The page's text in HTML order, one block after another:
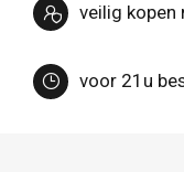
veilig kopen
voor 21u